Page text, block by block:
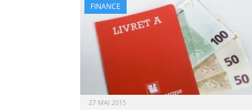
FINANCE
27 MAI 2015